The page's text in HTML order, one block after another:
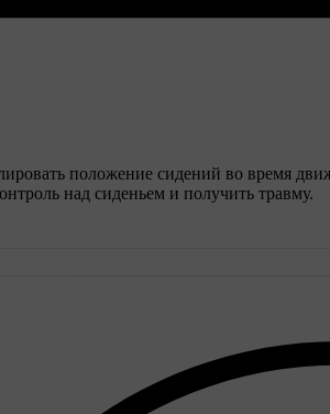
положение сидений во время
над сиденьем и получить травму.